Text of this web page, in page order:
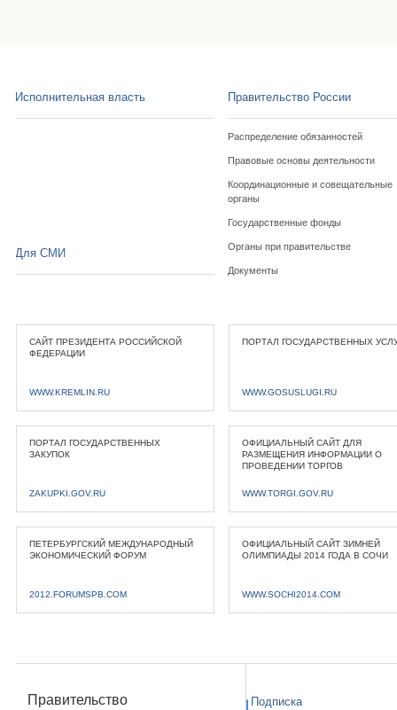
Исполнительная власть Правительство России
Распределение обязанностей
Правовые основы деятельности
Координационные и совещательные
органы
Государственные фонды
Органы при правительстве
Документы
Для СМИ
САЙТ ПРЕЗИДЕНТА РОССИЙСКОЙ
ФЕДЕРАЦИИ
WWW.KREMLIN.RU
ПОРТАЛ ГОСУДАРСТВЕННЫХ
WWW.GOSUSLUGI.RU
ПОРТАЛ ГОСУДАРСТВЕННЫХ
ЗАКУПОК
ZAKUPKI.GOV.RU
ОФИЦИАЛЬНЫЙ САЙТ ДЛЯ
РАЗМЕЩЕНИЯ ИНФОРМАЦИИ О
ПРОВЕДЕНИИ ТОРГОВ
WWW.TORGI.GOV.RU
ПЕТЕРБУРГСКИЙ МЕЖДУНАРОДНЫЙ
ЭКОНОМИЧЕСКИЙ ФОРУМ
2012.FORUMSPB.COM
ОФИЦИАЛЬНЫЙ САЙТ ЗИМНЕЙ
ОЛИМПИАДЫ 2014 ГОДА В СОЧИ
WWW.SOCHI2014.COM
Правительство
Подписка